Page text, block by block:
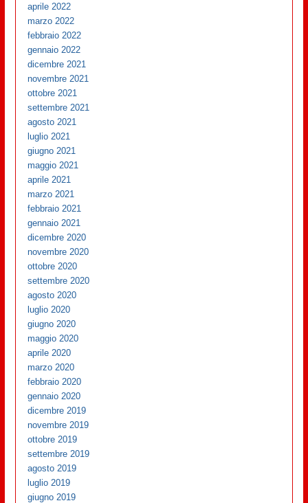
aprile 2022
marzo 2022
febbraio 2022
gennaio 2022
dicembre 2021
novembre 2021
ottobre 2021
settembre 2021
agosto 2021
luglio 2021
giugno 2021
maggio 2021
aprile 2021
marzo 2021
febbraio 2021
gennaio 2021
dicembre 2020
novembre 2020
ottobre 2020
settembre 2020
agosto 2020
luglio 2020
giugno 2020
maggio 2020
aprile 2020
marzo 2020
febbraio 2020
gennaio 2020
dicembre 2019
novembre 2019
ottobre 2019
settembre 2019
agosto 2019
luglio 2019
giugno 2019